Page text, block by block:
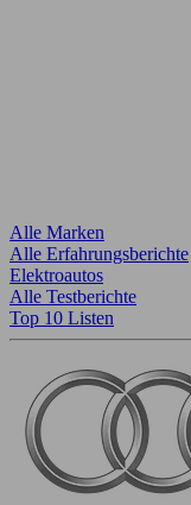
Alle Marken
Alle Erfahrungsberichte
Elektroautos
Alle Testberichte
Top 10 Listen